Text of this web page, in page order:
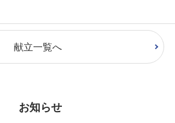
献立一覧へ
お知らせ